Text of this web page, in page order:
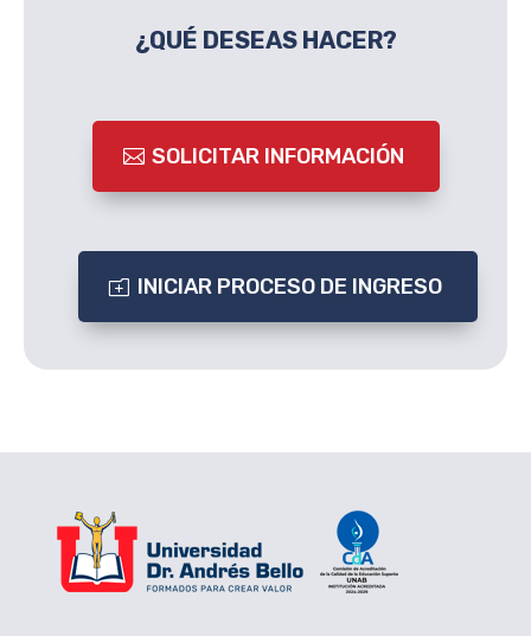
¿QUÉ DESEAS HACER?
SOLICITAR INFORMACIÓN
INICIAR PROCESO DE INGRESO